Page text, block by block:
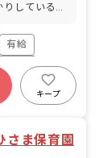
している子
類の着脱等
装着 ・行事
成
有給
歓迎
キープ
さま保育園